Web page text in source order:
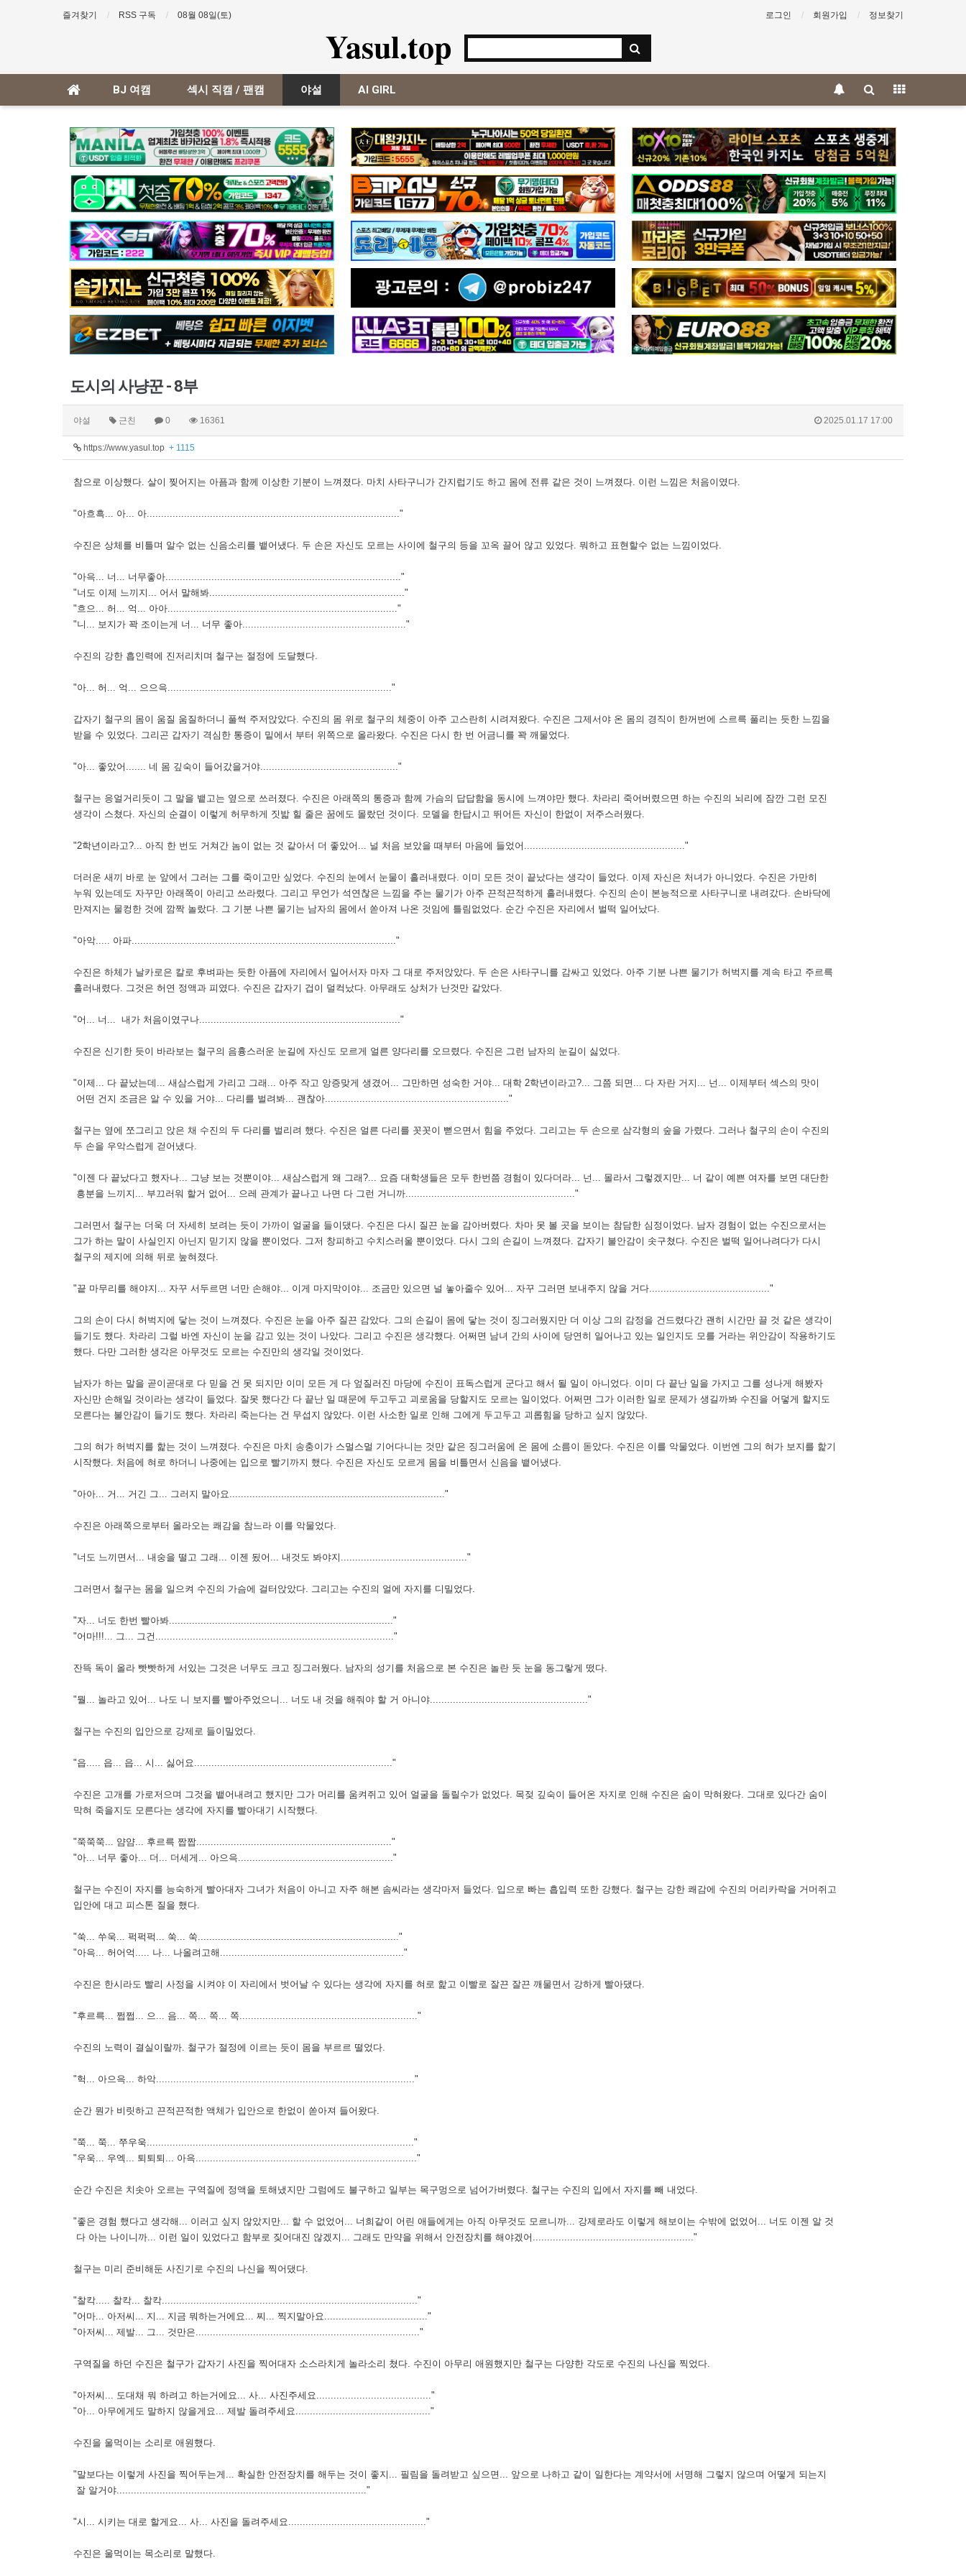
즐겨찾기 RSS 구독 08월 08일(토) 로그인 회원가입 정보찾기
Yasul.top
BJ 여캠 섹시 직캠 / 팬캠 야설 AI GIRL
도시의 사냥꾼 - 8부
야설 근친 0 16361 2025.01.17 17:00
https://www.yasul.top + 1115
참으로 이상했다. 살이 찢어지는 아픔과 함께 이상한 기분이 느껴졌다. 마치 사타구니가 간지럽기도 하고 몸에 전류 같은 것이 느껴졌다. 이런 느낌은 처음이였다.
"아흐흑... 아... 아........................................................................................"
수진은 상체를 비틀며 알수 없는 신음소리를 뱉어냈다. 두 손은 자신도 모르는 사이에 철구의 등을 꼬옥 끌어 않고 있었다. 뭐하고 표현할수 없는 느낌이었다.
"아윽... 너... 너무좋아.................................................................................."
"너도 이제 느끼지... 어서 말해봐...................................................................."
"흐으... 허... 억... 아아................................................................................"
"니... 보지가 꽉 조이는게 너... 너무 좋아........................................................."
수진의 강한 흡인력에 진저리치며 철구는 절정에 도달했다.
"아... 허... 억... 으으윽.............................................................................."
갑자기 철구의 몸이 움질 움질하더니 풀썩 주저앉았다. 수진의 몸 위로 철구의 체중이 아주 고스란히 시려져왔다. 수진은 그제서야 온 몸의 경직이 한꺼번에 스르륵 풀리는 듯한 느낌을
받을 수 있었다. 그리곤 갑자기 격심한 통증이 밑에서 부터 위쪽으로 올라왔다. 수진은 다시 한 번 어금니를 꽉 깨물었다.
"아... 좋았어....... 네 몸 깊숙이 들어갔을거야................................................"
철구는 응얼거리듯이 그 말을 뱉고는 옆으로 쓰러졌다. 수진은 아래쪽의 통증과 함께 가슴의 답답함을 동시에 느껴야만 했다. 차라리 죽어버렸으면 하는 수진의 뇌리에 잠깐 그런 모진
생각이 스쳤다. 자신의 순결이 이렇게 허무하게 짓밟 힐 줄은 꿈에도 몰랐던 것이다. 모델을 한답시고 뛰어든 자신이 한없이 저주스러웠다.
"2학년이라고?... 아직 한 번도 거쳐간 놈이 없는 것 같아서 더 좋았어... 널 처음 보았을 때부터 마음에 들었어........................................................"
더러운 새끼 바로 눈 앞에서 그러는 그를 죽이고만 싶었다. 수진의 눈에서 눈물이 흘러내렸다. 이미 모든 것이 끝났다는 생각이 들었다. 이제 자신은 처녀가 아니었다. 수진은 가만히
누워 있는데도 자꾸만 아래쪽이 아리고 쓰라렸다. 그리고 무언가 석연찮은 느낌을 주는 물기가 아주 끈적끈적하게 흘러내렸다. 수진의 손이 본능적으로 사타구니로 내려갔다. 손바닥에
만져지는 물컹한 것에 깜짝 놀랐다. 그 기분 나쁜 물기는 남자의 몸에서 쏟아져 나온 것임에 틀림없었다. 순간 수진은 자리에서 벌떡 일어났다.
"아악..... 아파............................................................................................"
수진은 하체가 날카로은 칼로 후벼파는 듯한 아픔에 자리에서 일어서자 마자 그 대로 주저앉았다. 두 손은 사타구니를 감싸고 있었다. 아주 기분 나쁜 물기가 허벅지를 계속 타고 주르륵
흘러내렸다. 그것은 허연 정액과 피였다. 수진은 갑자기 겁이 덜컥났다. 아무래도 상처가 난것만 같았다.
"어... 너... 내가 처음이였구나......................................................................"
수진은 신기한 듯이 바라보는 철구의 음흉스러운 눈길에 자신도 모르게 얼른 양다리를 오므렸다. 수진은 그런 남자의 눈길이 싫었다.
"이제... 다 끝났는데... 새삼스럽게 가리고 그래... 아주 작고 앙증맞게 생겼어... 그만하면 성숙한 거야... 대학 2학년이라고?... 그쯤 되면... 다 자란 거지... 넌... 이제부터 섹스의 맛이
어떤 건지 조금은 알 수 있을 거야... 다리를 벌려봐... 괜찮아................................................................"
철구는 옆에 쪼그리고 앉은 채 수진의 두 다리를 벌리려 했다. 수진은 얼른 다리를 꼿꼿이 뻗으면서 힘을 주었다. 그리고는 두 손으로 삼각형의 숲을 가렸다. 그러나 철구의 손이 수진의
두 손을 우악스럽게 걷어냈다.
"이젠 다 끝났다고 했자나... 그냥 보는 것뿐이야... 새삼스럽게 왜 그래?... 요즘 대학생들은 모두 한번쯤 경험이 있다더라... 넌... 몰라서 그렇겠지만... 너 같이 예쁜 여자를 보면 대단한
흥분을 느끼지... 부끄러워 할거 없어... 으레 관계가 끝나고 나면 다 그런 거니까..........................................................."
그러면서 철구는 더욱 더 자세히 보려는 듯이 가까이 얼굴을 들이댔다. 수진은 다시 질끈 눈을 감아버렸다. 차마 못 볼 곳을 보이는 참담한 심정이었다. 남자 경험이 없는 수진으로서는
그가 하는 말이 사실인지 아닌지 믿기지 않을 뿐이었다. 그저 창피하고 수치스러울 뿐이었다. 다시 그의 손길이 느껴졌다. 갑자기 불안감이 솟구쳤다. 수진은 벌떡 일어나려다가 다시
철구의 제지에 의해 뒤로 눞혀졌다.
"끝 마무리를 해야지... 자꾸 서두르면 너만 손해야... 이게 마지막이야... 조금만 있으면 널 놓아줄수 있어... 자꾸 그러면 보내주지 않을 거다.........................................."
그의 손이 다시 허벅지에 닿는 것이 느껴졌다. 수진은 눈을 아주 질끈 감았다. 그의 손길이 몸에 닿는 것이 징그러웠지만 더 이상 그의 감정을 건드렸다간 괜히 시간만 끌 것 같은 생각이
들기도 했다. 차라리 그럴 바엔 자신이 눈을 감고 있는 것이 나았다. 그리고 수진은 생각했다. 어쩌면 남녀 간의 사이에 당연히 일어나고 있는 일인지도 모를 거라는 위안감이 작용하기도
했다. 다만 그러한 생각은 아무것도 모르는 수진만의 생각일 것이었다.
남자가 하는 말을 곧이곧대로 다 믿을 건 못 되지만 이미 모든 게 다 엎질러진 마당에 수진이 표독스럽게 군다고 해서 될 일이 아니었다. 이미 다 끝난 일을 가지고 그를 성나게 해봤자
자신만 손해일 것이라는 생각이 들었다. 잘못 했다간 다 끝난 일 때문에 두고두고 괴로움을 당할지도 모르는 일이었다. 어쩌면 그가 이러한 일로 문제가 생길까봐 수진을 어덯게 할지도
모른다는 불안감이 들기도 했다. 차라리 죽는다는 건 무섭지 않았다. 이런 사소한 일로 인해 그에게 두고두고 괴롭힘을 당하고 싶지 않았다.
그의 혀가 허벅지를 핥는 것이 느껴졌다. 수진은 마치 송충이가 스멀스멀 기어다니는 것만 같은 징그러움에 온 몸에 소름이 돋았다. 수진은 이를 악물었다. 이번엔 그의 혀가 보지를 핥기
시작했다. 처음에 혀로 하더니 나중에는 입으로 빨기까지 했다. 수진은 자신도 모르게 몸을 비틀면서 신음을 뱉어냈다.
"아아... 거... 거긴 그... 그러지 말아요..........................................................................."
수진은 아래쪽으로부터 올라오는 쾌감을 참느라 이를 악물었다.
"너도 느끼면서... 내숭을 떨고 그래... 이젠 됬어... 내것도 봐야지............................................"
그러면서 철구는 몸을 일으켜 수진의 가슴에 걸터앉았다. 그리고는 수진의 얼에 자지를 디밀었다.
"자... 너도 한번 빨아봐.............................................................................."
"어마!!!... 그... 그건..................................................................................."
잔뜩 독이 올라 빳빳하게 서있는 그것은 너무도 크고 징그러웠다. 남자의 성기를 처음으로 본 수진은 놀란 듯 눈을 동그랗게 떴다.
"뭘... 놀라고 있어... 나도 니 보지를 빨아주었으니... 너도 내 것을 해줘야 할 거 아니야......................................................."
철구는 수진의 입안으로 강제로 들이밀었다.
"읍..... 읍... 읍... 시... 싫어요....................................................................."
수진은 고개를 가로저으며 그것을 뱉어내려고 했지만 그가 머리를 움켜쥐고 있어 얼굴을 돌릴수가 없었다. 목젖 깊숙이 들어온 자지로 인해 수진은 숨이 막혀왔다. 그대로 있다간 숨이
막혀 죽을지도 모른다는 생각에 자지를 빨아대기 시작했다.
"쭉쭉쭉... 얌얌... 후르륵 짭짭...................................................................."
"아... 너무 좋아... 더... 더세게... 아으윽......................................................"
철구는 수진이 자지를 능숙하게 빨아대자 그녀가 처음이 아니고 자주 해본 솜씨라는 생각마저 들었다. 입으로 빠는 흡입력 또한 강했다. 철구는 강한 쾌감에 수진의 머리카락을 거머쥐고
입안에 대고 피스톤 질을 했다.
"쑥... 쑤욱... 퍽퍽퍽... 쑥... 쑥......................................................................"
"아윽... 허어억..... 나... 나올려고해................................................................"
수진은 한시라도 빨리 사정을 시켜야 이 자리에서 벗어날 수 있다는 생각에 자지를 혀로 핥고 이빨로 잘끈 잘끈 깨물면서 강하게 빨아댔다.
"후르륵... 쩝쩝... 으... 음... 쪽... 쪽... 쪽.............................................................."
수진의 노력이 결실이랄까. 철구가 절정에 이르는 듯이 몸을 부르르 떨었다.
"헉... 아으윽... 하악.........................................................................................."
순간 뭔가 비릿하고 끈적끈적한 액체가 입안으로 한없이 쏟아져 들어왔다.
"쭉... 쭉... 쭈우욱............................................................................................."
"우욱... 우엑... 퇴퇴퇴... 아윽............................................................................."
순간 수진은 치솟아 오르는 구역질에 정액을 토해냈지만 그럼에도 불구하고 일부는 목구멍으로 넘어가버렸다. 철구는 수진의 입에서 자지를 빼 내었다.
"좋은 경험 했다고 생각해... 이러고 싶지 않았지만... 할 수 없었어... 너희같이 어린 애들에게는 아직 아무것도 모르니까... 강제로라도 이렇게 해보이는 수밖에 없었어... 너도 이젠 알 것
다 아는 나이니까... 이런 일이 있었다고 함부로 짖어대진 않겠지... 그래도 만약을 위해서 안전장치를 해야겠어........................................................"
철구는 미리 준비해둔 사진기로 수진의 나신을 찍어댔다.
"찰칵..... 찰칵... 찰칵........................................................................................."
"어마... 아저씨... 지... 지금 뭐하는거에요... 찌... 찍지말아요...................................."
"아저씨... 제발... 그... 것만은.............................................................................."
구역질을 하던 수진은 철구가 갑자기 사진을 찍어대자 소스라치게 놀라소리 쳤다. 수진이 아무리 애원했지만 철구는 다양한 각도로 수진의 나신을 찍었다.
"아저씨... 도대채 뭐 하려고 하는거에요... 사... 사진주세요........................................"
"아... 아무에게도 말하지 않을게요... 제발 돌려주세요..............................................."
수진을 울먹이는 소리로 애원했다.
"말보다는 이렇게 사진을 찍어두는게... 확실한 안전장치를 해두는 것이 좋지... 필림을 돌려받고 싶으면... 앞으로 나하고 같이 일한다는 계약서에 서명해 그렇지 않으며 어떻게 되는지
잘 알거야......................................................................................."
"시... 시키는 대로 할게요... 사... 사진을 돌려주세요................................................"
수진은 울먹이는 목소리로 말했다.